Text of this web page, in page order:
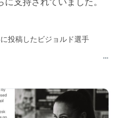
投稿したビジョルド選手